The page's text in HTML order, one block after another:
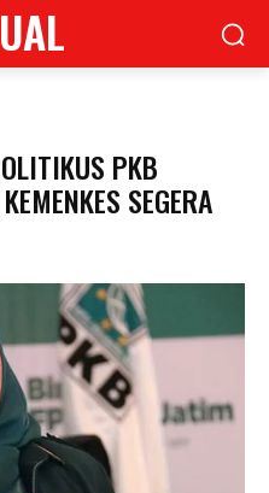
PKB
SEGERA